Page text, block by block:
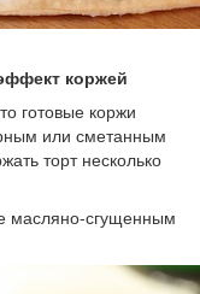
коржей
готовые коржи
или сметанным
торт несколько
масляно-сгущенным